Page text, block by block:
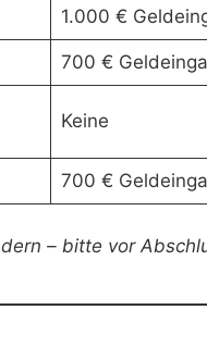
1.000 €
700 €
Keine
700 €
– bitte vor